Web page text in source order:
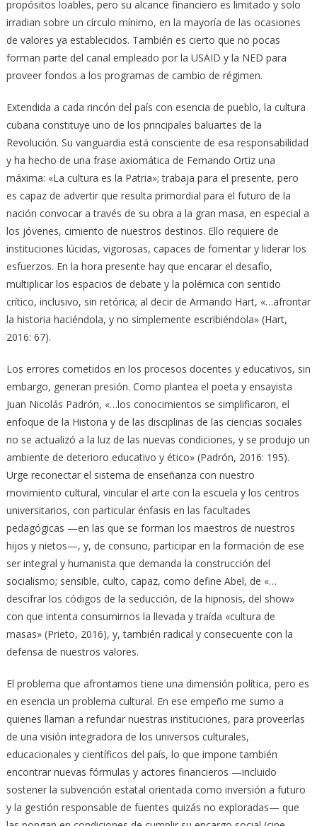
propósitos loables, pero su alcance financiero es limitado y solo
irradian sobre un círculo mínimo, en la mayoría de las ocasiones
de valores ya establecidos. También es cierto que no pocas
forman parte del canal empleado por la USAID y la NED para
proveer fondos a los programas de cambio de régimen.
Extendida a cada rincón del país con esencia de pueblo, la cultura
cubana constituye uno de los principales baluartes de la
Revolución. Su vanguardia está consciente de esa responsabilidad
y ha hecho de una frase axiomática de Fernando Ortiz una
máxima: «La cultura es la Patria»; trabaja para el presente, pero
es capaz de advertir que resulta primordial para el futuro de la
nación convocar a través de su obra a la gran masa, en especial a
los jóvenes, cimiento de nuestros destinos. Ello requiere de
instituciones lúcidas, vigorosas, capaces de fomentar y liderar los
esfuerzos. En la hora presente hay que encarar el desafío,
multiplicar los espacios de debate y la polémica con sentido
crítico, inclusivo, sin retórica; al decir de Armando Hart, «…afrontar
la historia haciéndola, y no simplemente escribiéndola» (Hart,
2016: 67).
Los errores cometidos en los procesos docentes y educativos, sin
embargo, generan presión. Como plantea el poeta y ensayista
Juan Nicolás Padrón, «…los conocimientos se simplificaron, el
enfoque de la Historia y de las disciplinas de las ciencias sociales
no se actualizó a la luz de las nuevas condiciones, y se produjo un
ambiente de deterioro educativo y ético» (Padrón, 2016: 195).
Urge reconectar el sistema de enseñanza con nuestro
movimiento cultural, vincular el arte con la escuela y los centros
universitarios, con particular énfasis en las facultades
pedagógicas —en las que se forman los maestros de nuestros
hijos y nietos—, y, de consuno, participar en la formación de ese
ser integral y humanista que demanda la construcción del
socialismo; sensible, culto, capaz, como define Abel, de «…
descifrar los códigos de la seducción, de la hipnosis, del show»
con que intenta consumirnos la llevada y traída «cultura de
masas» (Prieto, 2016), y, también radical y consecuente con la
defensa de nuestros valores.
El problema que afrontamos tiene una dimensión política, pero es
en esencia un problema cultural. En ese empeño me sumo a
quienes llaman a refundar nuestras instituciones, para proveerlas
de una visión integradora de los universos culturales,
educacionales y científicos del país, lo que impone también
encontrar nuevas fórmulas y actores financieros —incluido
sostener la subvención estatal orientada como inversión a futuro
y la gestión responsable de fuentes quizás no exploradas— que